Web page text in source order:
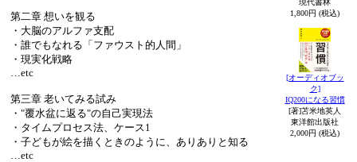
第二章 想いを観る
・大脳のアルファ支配
・誰でもなれる「ファウスト的人間」
・現実化戦略
…etc
第三章 老いてみる試み
・"覆水盆に返る"の自己実現法
・タイムプロセス法、ケース1
・子どもが絵を描くときのように、ありありと知る
…etc
現代書林
1,800円 (税込)
[オーディオブッ
ク]
IQ200になる習慣
[著]苫米地英人
東洋館出版社
2,000円 (税込)